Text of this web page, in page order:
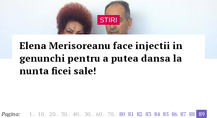
STIRI
Elena Merisoreanu face injectii in
genunchi pentru a putea dansa la
nunta ficei sale!
Pagina: 1.. 10.. 20.. 30.. 40.. 50.. 60.. 70.. 80 81 82 83 84 85 86 87 88 89